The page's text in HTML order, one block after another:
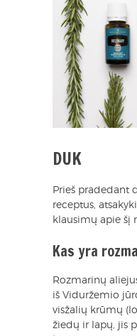
DUK
Prieš pradedant
receptus,
klausimų apie šį
Kas yra
Rozmarinų
iš Viduržemio
visžalių krūmų
žiedų ir lapų, jis